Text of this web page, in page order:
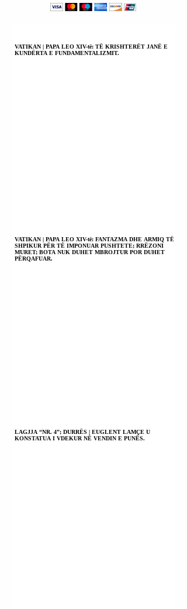
VATIKAN | PAPA LEO XIV-të: TË KRISHTERËT JANË E
KUNDËRTA E FUNDAMENTALIZMIT.
VATIKAN | PAPA LEO XIV-të: FANTAZMA DHE ARMIQ TË
SHPIKUR PËR TË IMPONUAR PUSHTETE; RRËZONI
MURET; BOTA NUK DUHET MBROJTUR POR DUHET
PËRQAFUAR.
LAGJJA “NR. 4”; DURRËS | EUGLENT LAMÇE U
KONSTATUA I VDEKUR NË VENDIN E PUNËS.